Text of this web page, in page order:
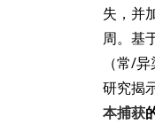
失，并
周。基
（常/
研究揭
本捕获